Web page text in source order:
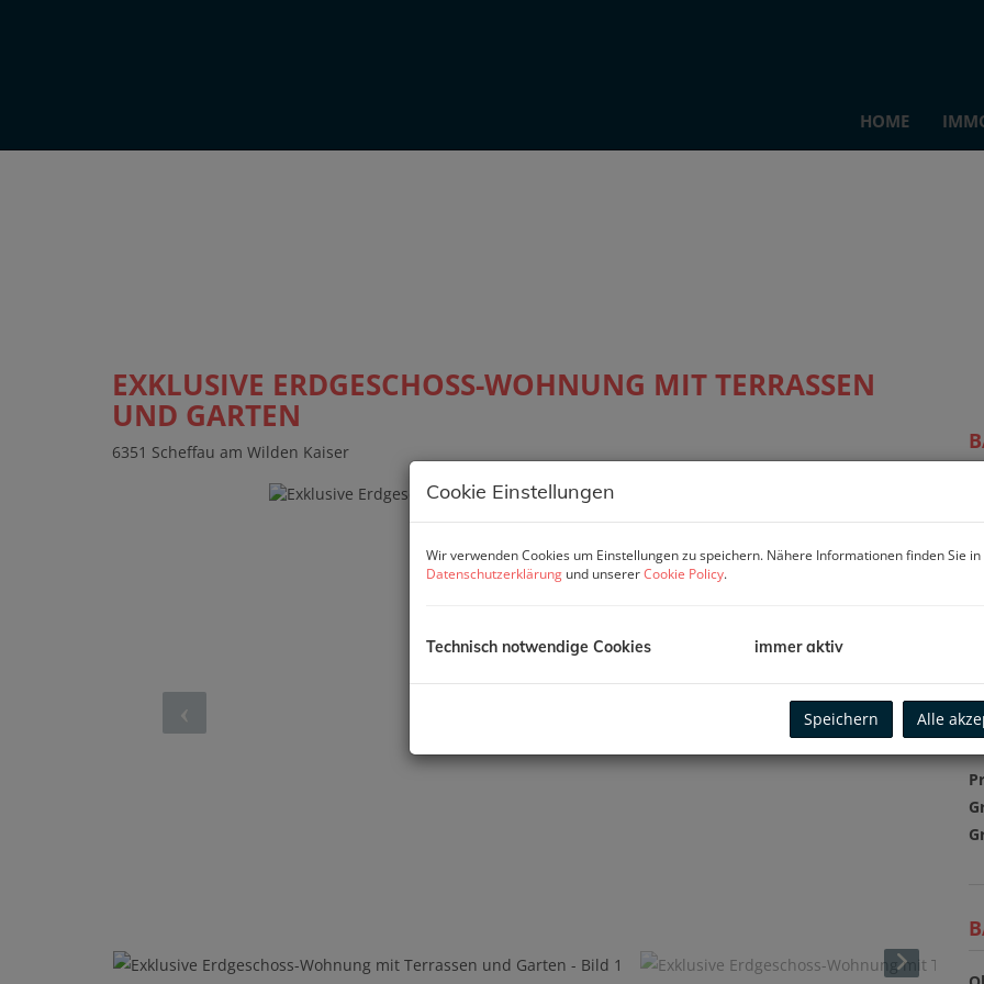
HOME
EXKLUSIVE ERDGESCHOSS-WOHNUNG MIT TERRASSEN
UND GARTEN
6351 Scheffau am Wilden Kaiser
Cookie Einstellungen
Wir verwenden Cookies um Einstellungen zu speichern. Nähere Informationen finden Sie
Datenschutzerklärung und unsererCookie Policy.
Technisch notwendige Cookies immer aktiv
Speichern Alle